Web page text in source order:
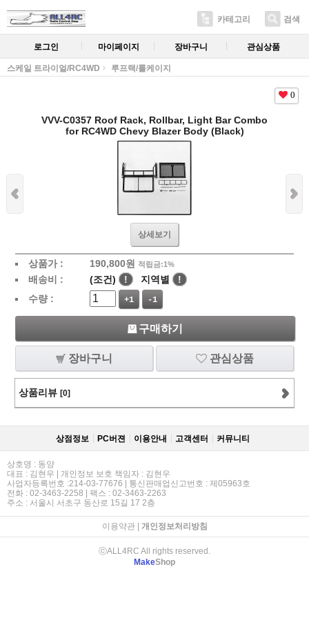
카테고리 검색
로그인 마이페이지 장바구니 관심상품
스케일 트라이얼/RC4WD 루프랙/롤케이지
0
VVV-C0357 Roof Rack, Rollbar, Light Bar Combo
for RC4WD Chevy Blazer Body (Black)
상세보기
상품가 : 190,800원 적립금:1%
배송비 : (조건) ! 지역별
!
수량 :
+1 -1
구매하기
장바구니 관심상품
상품리뷰 [0]
상점정보 PC버젼 이용안내 고객센터 커뮤니티
상호명 : 동양
대표 : 김현우 | 개인정보 보호 책임자 : 김현우
사업자등록번호 :214-03-77676 | 통신판매업신고번호 : 제05963호
전화 : 02-3463-2258 | 팩스 : 02-3463-2263
주소 : 서울시 서초구 동산로 15길 17 2층
이용약관| 개인정보처리방침
ⓒALL4RC All rights reserved.
MakeShop